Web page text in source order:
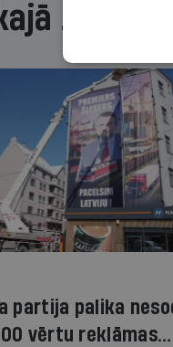
žurnālā
partija palika
vērtu reklāmas